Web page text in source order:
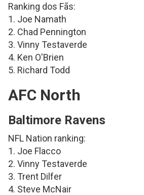
Ranking dos Fãs:
1. Joe Namath
2. Chad Pennington
3. Vinny Testaverde
4. Ken O'Brien
5. Richard Todd
AFC North
Baltimore Ravens
NFL Nation ranking:
1. Joe Flacco
2. Vinny Testaverde
3. Trent Dilfer
4. Steve McNair